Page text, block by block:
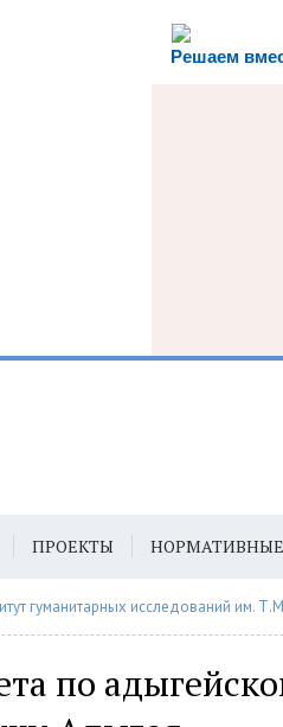
Решаем
ПРОЕКТЫ
гуманитарных исследований им.
по